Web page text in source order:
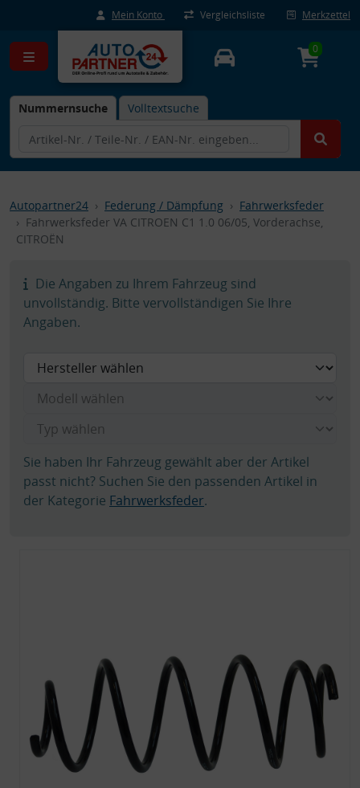
Mein Konto Vergleichsliste Merkzettel
Nummernsuche Volltextsuche
0
Autopartner24 Federung / Dämpfung
Fahrwerksfeder
Fahrwerksfeder VA CITROEN C1 1.0 06/05, Vorderachse,
CITROËN
Die Angaben zu Ihrem Fahrzeug sind
unvollständig. Bitte vervollständigen Sie Ihre
Angaben.
Sie haben Ihr Fahrzeug gewählt aber der Artikel
passt nicht? Suchen Sie den passenden Artikel in
der Kategorie Fahrwerksfeder.